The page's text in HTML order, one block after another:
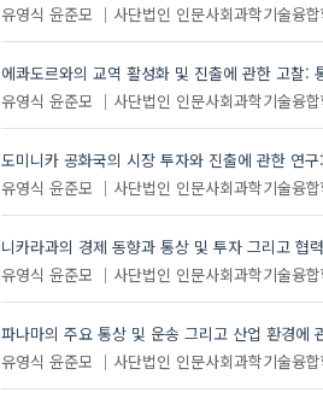
유영식 윤준모 사단법인 인문사회과학기술융합
에콰도르와의 교역 활성화 및 진출에 관한 고찰:
유영식 윤준모 사단법인 인문사회과학기술융합
도미니카 공화국의 시장 투자와 진출에 관한 연
유영식 윤준모 사단법인 인문사회과학기술융합
니카라과의 경제 동향과 통상 및 투자 그리고 협
유영식 윤준모 사단법인 인문사회과학기술융합
파나마의 주요 통상 및 운송 그리고 산업 환경에
유영식 윤준모 사단법인 인문사회과학기술융합